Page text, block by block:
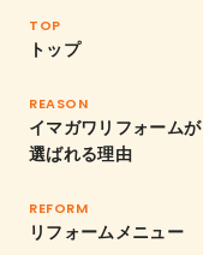
TOP
トップ
REASON
イマガワリフォームが
選ばれる理由
REFORM
リフォームメニュー